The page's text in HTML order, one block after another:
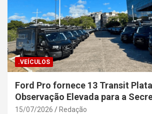
.VEÍCULOS
Ford Pro fornece 13 Transit
Observação Elevada para a
Segurança Pública da Bahia
15/07/2026 Redação